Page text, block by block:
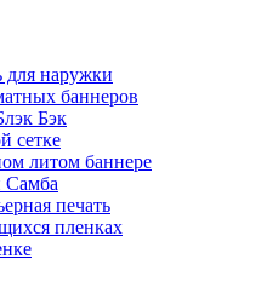
для наружки
баннеров
Бэк
сетке
литом баннере
Самба
печать
пленках